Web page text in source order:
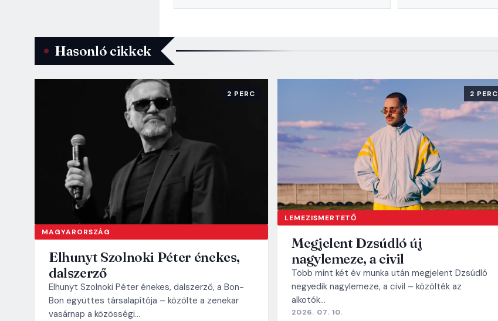
Hasonló cikkek
MAGYARORSZÁG
2 PERC
Elhunyt Szolnoki Péter énekes,
dalszerző
Elhunyt Szolnoki Péter énekes, dalszerző, a Bon-
Bon együttes társalapítója – közölte a zenekar
vasárnap a közösségi…
LEMEZISMERTETŐ
2 PERC
Megjelent Dzsúdló új
nagylemeze, a civil
Több mint két év munka után megjelent Dzsúdló
negyedik nagylemeze, a civil – közölték az
alkotók…
2026. 07. 10.